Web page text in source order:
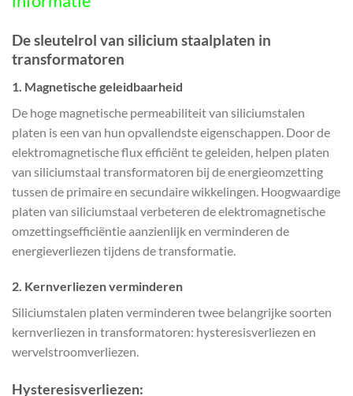
De sleutelrol van silicium staalplaten in
transformatoren
1. Magnetische geleidbaarheid
De hoge magnetische permeabiliteit van siliciumstalen
platen is een van hun opvallendste eigenschappen. Door de
elektromagnetische flux efficiënt te geleiden, helpen platen
van siliciumstaal transformatoren bij de energieomzetting
tussen de primaire en secundaire wikkelingen. Hoogwaardige
platen van siliciumstaal verbeteren de elektromagnetische
omzettingsefficiëntie aanzienlijk en verminderen de
energieverliezen tijdens de transformatie.
2. Kernverliezen verminderen
Siliciumstalen platen verminderen twee belangrijke soorten
kernverliezen in transformatoren: hysteresisverliezen en
wervelstroomverliezen.
Hysteresisverliezen: